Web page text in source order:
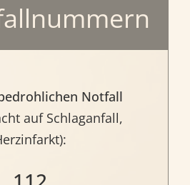
Notfall
auf Schlaganfall,